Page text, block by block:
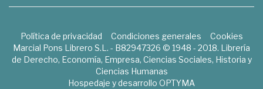
Política de privacidad Condiciones generales
Cookies
Marcial Pons Librero S.L. - B82947326 © 1948 - 2018. Librería
de Derecho, Economía, Empresa, Ciencias Sociales, Historia y
Ciencias Humanas
Hospedaje y desarrollo OPTYMA